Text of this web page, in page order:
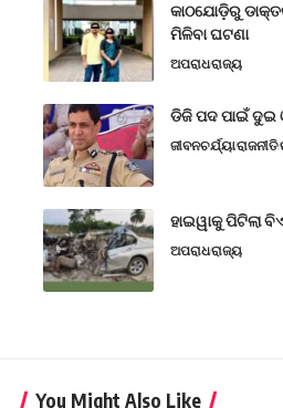
କାଠଯୋଡ଼ିରୁ
ମିଳିବା ଘଟଣା
ଅପରାଧରାଜ୍ୟ
ଡିଜି ପଦ ପାଇଁ
ଜୀବନଚର୍ଯ୍ୟାରାଜନୀତି
ହାଇୱାକୁ ପିଟିଲା
ଅପରାଧରାଜ୍ୟ
You Might Also Like